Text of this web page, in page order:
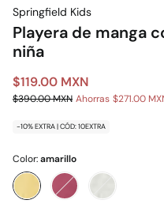
Springfield Kids
Playera de manga
niña
$119.00 MXN
$390.00 MXN Ahorras $271.00
-10% EXTRA | CÓD: 10EXTRA
Color:amarillo